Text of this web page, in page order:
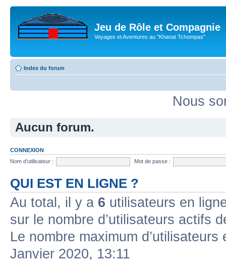
Jeu de Rôle et Compagnie
Voyages et Aventures au "Khanat Tchompas"
Index du forum
Nous
Aucun forum.
CONNEXION
Nom d’utilisateur :
Mot de passe :
QUI EST EN LIGNE ?
Au total, il y a 6 utilisateurs en
sur le nombre d’utilisateurs actifs
Le nombre maximum
Janvier 2020, 13:11